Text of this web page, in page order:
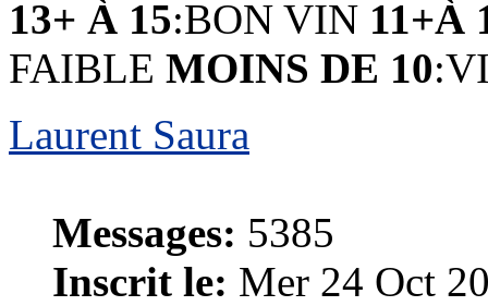
13+ À 15:BON VIN 11+À
FAIBLE MOINS DE 10
Laurent Saura
Messages: 5385
Inscrit le: Mer 24 Oct